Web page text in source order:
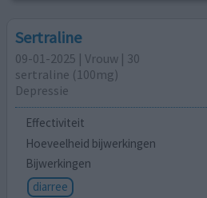
Sertraline
09-01-2025 | Vrouw | 30
sertraline (100mg)
Depressie
Effectiviteit
Hoeveelheid bijwerkingen
Bijwerkingen
diarree